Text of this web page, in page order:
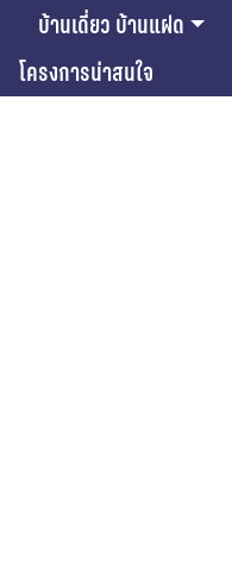
บ้านเดี่ยว บ้านแฝด
โครงการน่าสนใจ